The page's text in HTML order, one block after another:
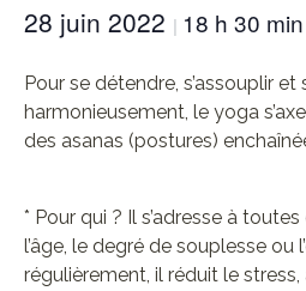
28 juin 2022 | 18 h 30 min
Pour se détendre, s’assouplir et
harmonieusement, le yoga
des asanas (postures)
* Pour qui ? Il s’adresse à
l’âge, le degré de souplesse ou
régulièrement, il réduit le